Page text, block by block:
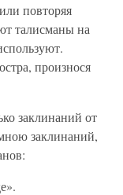
повторяя
талисманы на
произнося
заклинаний от
заклинаний,